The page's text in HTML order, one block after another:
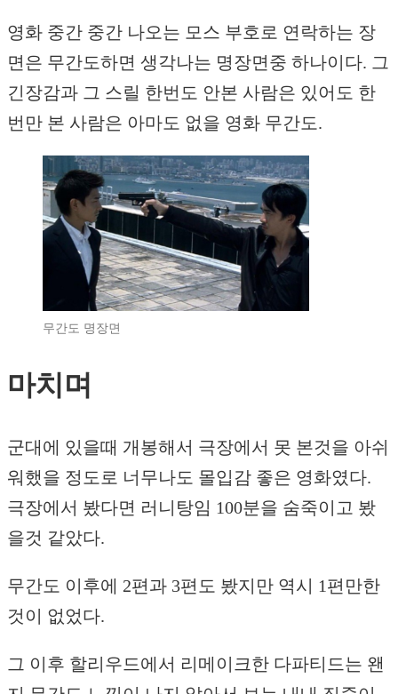
영화 중간 중간 나오는 모스 부호로 연락하는 장
면은 무간도하면 생각나는 명장면중 하나이다. 그
긴장감과 그 스릴 한번도 안본 사람은 있어도 한
번만 본 사람은 아마도 없을 영화 무간도.
무간도 명장면
마치며
군대에 있을때 개봉해서 극장에서 못 본것을 아쉬
워했을 정도로 너무나도 몰입감 좋은 영화였다.
극장에서 봤다면 러니탕임 100분을 숨죽이고 봤
을것 같았다.
무간도 이후에 2편과 3편도 봤지만 역시 1편만한
것이 없었다.
그 이후 할리우드에서 리메이크한 다파티드는 왠